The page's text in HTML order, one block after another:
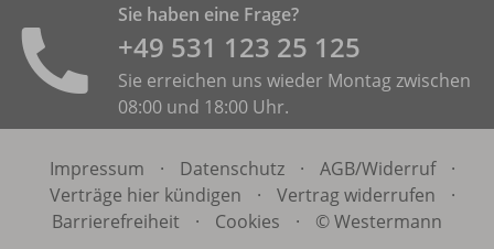
Sie haben eine Frage?
+49 531 ­123 25 125
Sie erreichen uns wieder Montag zwischen
08:00 und 18:00 Uhr.
Impressum · Datenschutz · AGB/Widerruf
·
Verträge hier kündigen
· Vertrag widerrufen
·
Barrierefreiheit
· Cookies · © Westermann